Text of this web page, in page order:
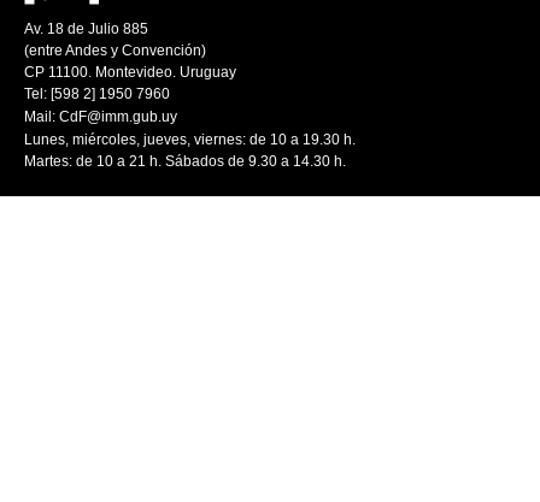
Av. 18 de Julio 885
(entre Andes y Convención)
CP 11100. Montevideo. Uruguay
Tel: [598 2] 1950 7960
Mail: CdF@imm.gub.uy
Lunes, miércoles, jueves, viernes: de 10 a 19.30 h.
Martes: de 10 a 21 h. Sábados de 9.30 a 14.30 h.